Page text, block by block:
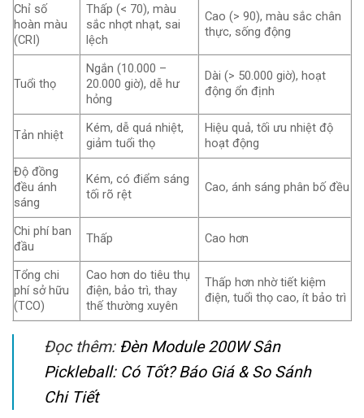
Chỉ số
hoàn màu
(CRI)
Thấp (< 70), màu
sắc nhợt nhạt, sai
lệch
Cao (> 90), màu sắc chân
thực, sống động
Tuổi thọ
Ngắn (10.000 –
20.000 giờ), dễ hư
hỏng
Dài (> 50.000 giờ), hoạt
động ổn định
Tản nhiệt
Kém, dễ quá nhiệt,
giảm tuổi thọ
Hiệu quả, tối ưu nhiệt độ
hoạt động
Độ đồng
đều ánh
sáng
Kém, có điểm sáng
tối rõ rệt
Cao, ánh sáng phân bố đều
Chi phí ban
đầu
Thấp Cao hơn
Tổng chi
phí sở hữu
(TCO)
Cao hơn do tiêu thụ
điện, bảo trì, thay
thế thường xuyên
Thấp hơn nhờ tiết kiệm
điện, tuổi thọ cao, ít bảo trì
Đọc thêm: Đèn Module 200W Sân
Pickleball: Có Tốt? Báo Giá & So Sánh
Chi Tiết